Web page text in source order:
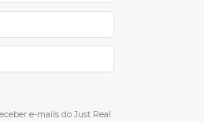
e-mails do Just Real